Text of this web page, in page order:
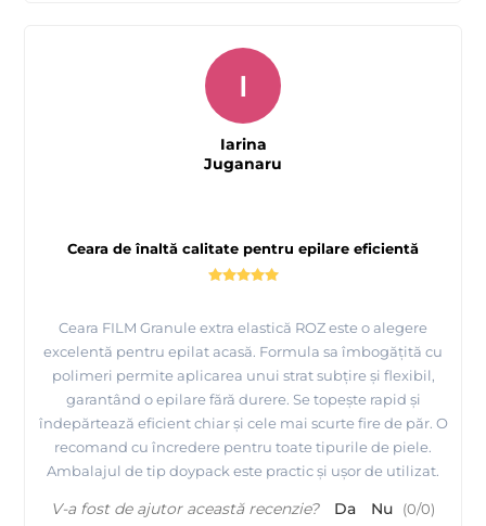
Ceara de înaltă calitate pentru epilare eficientă
Ceara FILM Granule extra elastică ROZ este o alegere
excelentă pentru epilat acasă. Formula sa îmbogățită cu
polimeri permite aplicarea unui strat subțire și flexibil,
garantând o epilare fără durere. Se topește rapid și
îndepărtează eficient chiar și cele mai scurte fire de păr. O
recomand cu încredere pentru toate tipurile de piele.
Ambalajul de tip doypack este practic și ușor de utilizat.
I
Iarina
Juganaru
V-a fost de ajutor această recenzie? Da Nu (0/0)